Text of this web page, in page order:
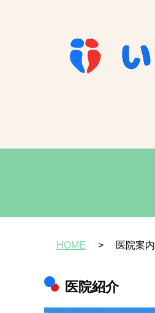
HOME 医院案内
医院紹介